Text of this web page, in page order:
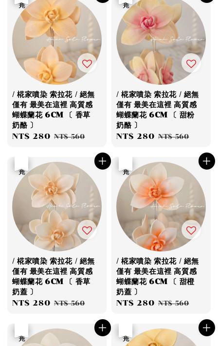
/ 椛家噴染 索拉花 / 絕無
僅有 最美在這裡 高質感
蝴蝶蘭花 6CM 〔 香草
奶酪 〕
Sale
NT$ 280 Regular
NT$ 560
/ 椛家噴染 索拉花 / 絕無
僅有 最美在這裡 高質感
蝴蝶蘭花 6CM 〔 甜粉
奶酪 〕
Sale
NT$ 280 Regular
NT$ 560
/ 椛家噴染 索拉花 / 絕無
僅有 最美在這裡 高質感
蝴蝶蘭花 6CM 〔 香草
奶蓋 〕
Sale
NT$ 280 Regular
NT$ 560
/ 椛家噴染 索拉花 / 絕無
僅有 最美在這裡 高質感
蝴蝶蘭花 6CM 〔 甜橙
奶蓋 〕
Sale
NT$ 280 Regular
NT$ 560